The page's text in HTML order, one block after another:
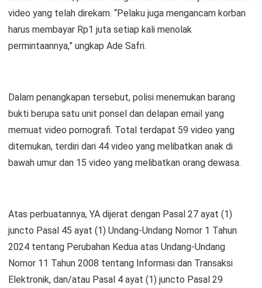
video yang telah direkam. “Pelaku juga mengancam korban
harus membayar Rp1 juta setiap kali menolak
permintaannya,” ungkap Ade Safri.
Dalam penangkapan tersebut, polisi menemukan barang
bukti berupa satu unit ponsel dan delapan email yang
memuat video pornografi. Total terdapat 59 video yang
ditemukan, terdiri dari 44 video yang melibatkan anak di
bawah umur dan 15 video yang melibatkan orang dewasa.
Atas perbuatannya, YA dijerat dengan Pasal 27 ayat (1)
juncto Pasal 45 ayat (1) Undang-Undang Nomor 1 Tahun
2024 tentang Perubahan Kedua atas Undang-Undang
Nomor 11 Tahun 2008 tentang Informasi dan Transaksi
Elektronik, dan/atau Pasal 4 ayat (1) juncto Pasal 29